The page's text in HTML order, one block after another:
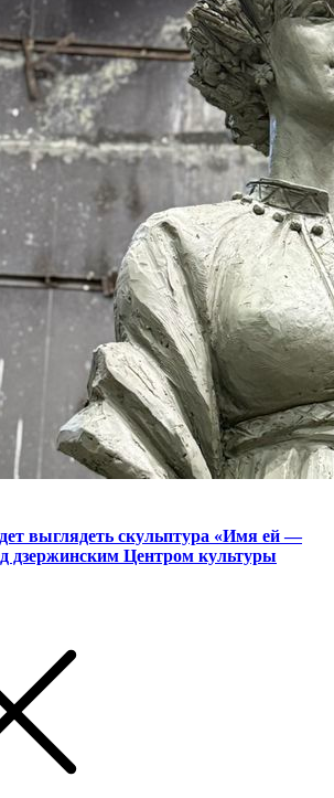
выглядеть скульптура «Имя ей —
Центром культуры